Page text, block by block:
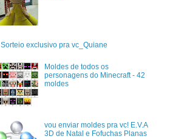
Sorteio exclusivo pra vc_Quiane
Moldes de todos os
personagens do Minecraft - 42
moldes
vou enviar moldes pra vc! E.V.A
3D de Natal e Fofuchas Planas